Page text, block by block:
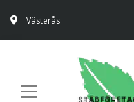
Västerås